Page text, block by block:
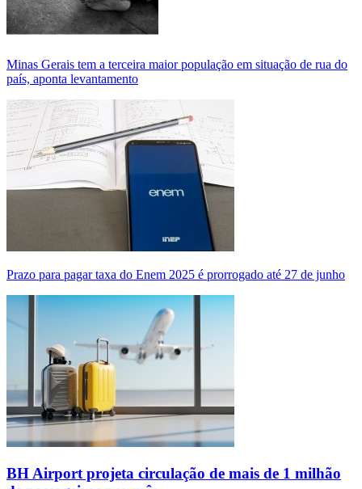
Minas Gerais tem a terceira maior população em situação de rua do
país, aponta levantamento
Prazo para pagar taxa do Enem 2025 é prorrogado até 27 de junho
BH Airport projeta circulação de mais de 1 milhão